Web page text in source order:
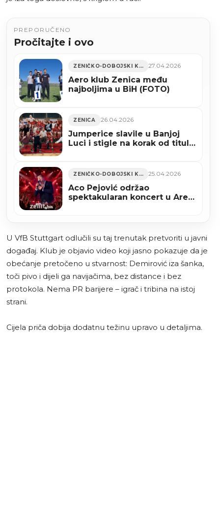
PREPORUČENO
Pročitajte i ovo
ZENIČKO-DOBOJSKI KANTON 27.04.2026
Aero klub Zenica među
najboljima u BiH (FOTO)
ZENICA 26.04.2026
Jumperice slavile u Banjoj
Luci i stigle na korak od titule
ZENIČKO-DOBOJSKI KANTON 25.04.2026
Aco Pejović održao
spektakularan koncert u Areni
U VfB Stuttgart odlučili su taj trenutak pretvoriti u javni
događaj. Klub je objavio video koji jasno pokazuje da je
obećanje pretočeno u stvarnost: Demirović iza šanka,
toči pivo i dijeli ga navijačima, bez distance i bez
protokola. Nema PR barijere – igrač i tribina na istoj
strani.
Cijela priča dobija dodatnu težinu upravo u detaljima.